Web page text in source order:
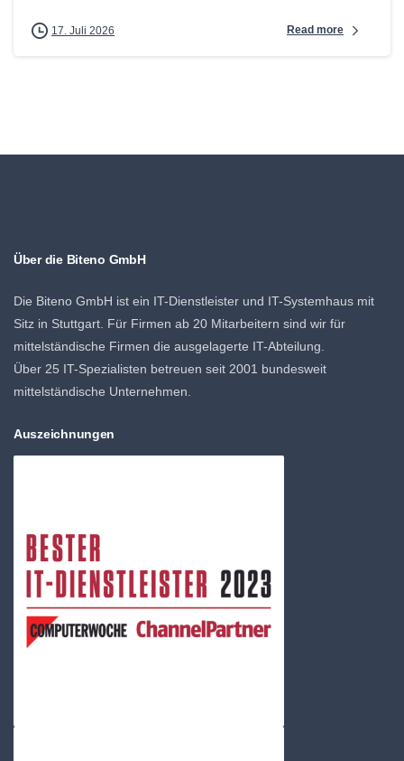
17. Juli 2026 Read more
Über die Biteno GmbH
Die Biteno GmbH ist ein IT-Dienstleister und IT-Systemhaus mit
Sitz in Stuttgart. Für Firmen ab 20 Mitarbeitern sind wir für
mittelständische Firmen die ausgelagerte IT-Abteilung.
Über 25 IT-Spezialisten betreuen seit 2001 bundesweit
mittelständische Unternehmen.
Auszeichnungen